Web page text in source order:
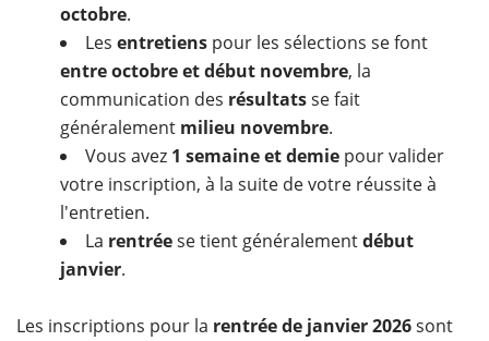
octobre.
Les entretiens pour les sélections se font
entre octobre et début novembre, la
communication des résultatsse fait
généralement milieu novembre.
Vous avez 1 semaine et demie pour valider
votre inscription, à la suite de votre réussite à
l'entretien.
La rentréese tient généralementdébut
janvier.
Les inscriptions pour la rentrée de janvier 2026sont